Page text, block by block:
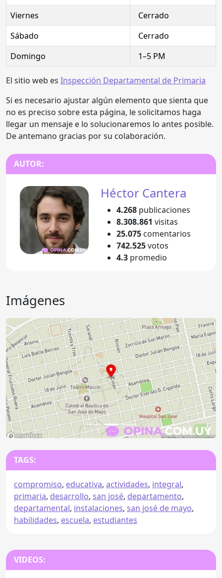
Viernes
Cerrado
Sábado
Cerrado
Domingo
1–5 PM
El sitio web es Inspección Departamental de Primaria
Si es necesario ajustar algún elemento que sienta que
no es preciso sobre esta página, le solicitamos haga
llegar un mensaje e lo solucionaremos lo antes posible.
De antemano gracias por su colaboración.
AUTOR:
Héctor Cantera
4.268 publicaciones
8.308.861 visitas
25.075 comentarios
742.525votos
4.3 promedio
Imágenes
Anterior
TAGS:
compromiso, educativa, actividades, integral,
primaria, desarrollo, san josé, departamento,
departamental, instalaciones, san josé de mayo,
habilidades, escuela, estudiantes
VIDEOS: